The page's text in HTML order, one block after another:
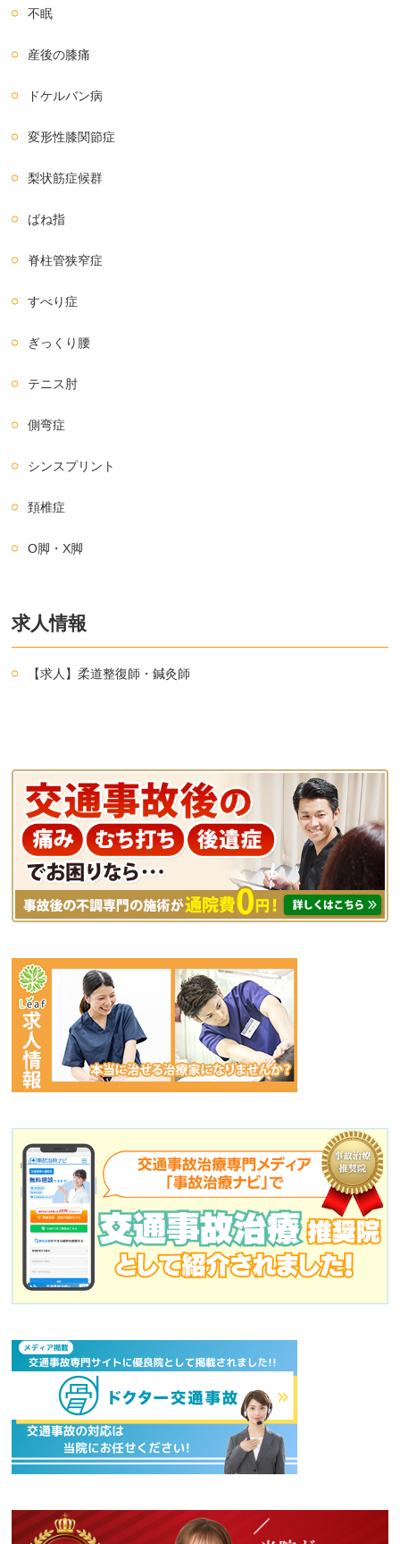
不眠
産後の膝痛
ドケルバン病
変形性膝関節症
梨状筋症候群
ばね指
脊柱管狭窄症
すべり症
ぎっくり腰
テニス肘
側弯症
シンスプリント
頚椎症
O脚・X脚
求人情報
【求人】柔道整復師・鍼灸師